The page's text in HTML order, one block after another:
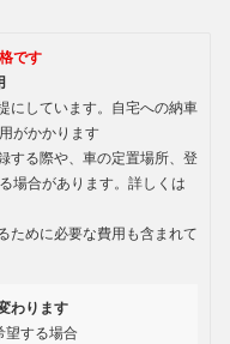
です
にしています。自宅への納車
がかかります
する際や、車の定置場所、登
場合があります。詳しくは
ために必要な費用も含まれて
わります
望する場合